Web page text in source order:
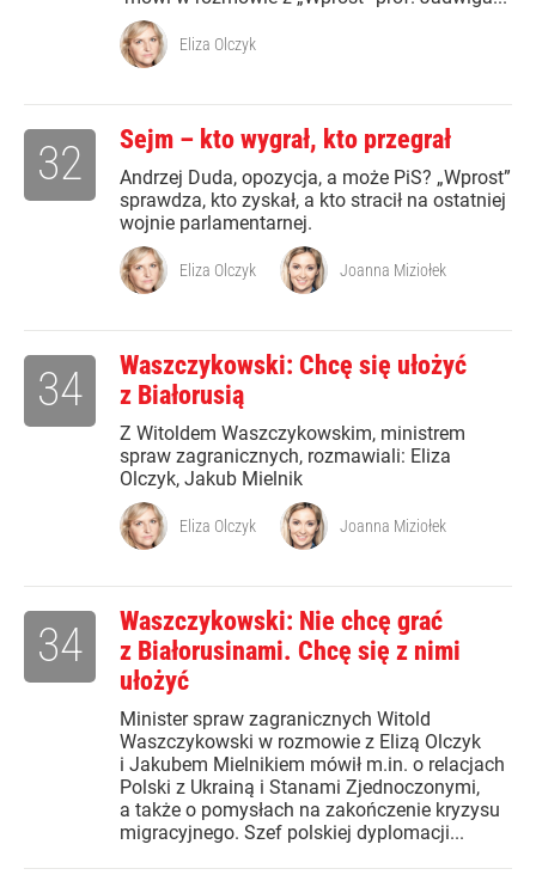
Eliza Olczyk
Sejm – kto wygrał, kto przegrał
Andrzej Duda, opozycja, a może PiS? „Wprost”
sprawdza, kto zyskał, a kto stracił na ostatniej
wojnie parlamentarnej.
32
Eliza Olczyk Joanna Miziołek
Waszczykowski: Chcę się ułożyć
z Białorusią
Z Witoldem Waszczykowskim, ministrem
spraw zagranicznych, rozmawiali: Eliza
Olczyk, Jakub Mielnik
34
Eliza Olczyk Joanna Miziołek
Waszczykowski: Nie chcę grać
z Białorusinami. Chcę się z nimi
ułożyć
Minister spraw zagranicznych Witold
Waszczykowski w rozmowie z Elizą Olczyk
i Jakubem Mielnikiem mówił m.in. o relacjach
Polski z Ukrainą i Stanami Zjednoczonymi,
a także o pomysłach na zakończenie kryzysu
migracyjnego. Szef polskiej dyplomacji...
34